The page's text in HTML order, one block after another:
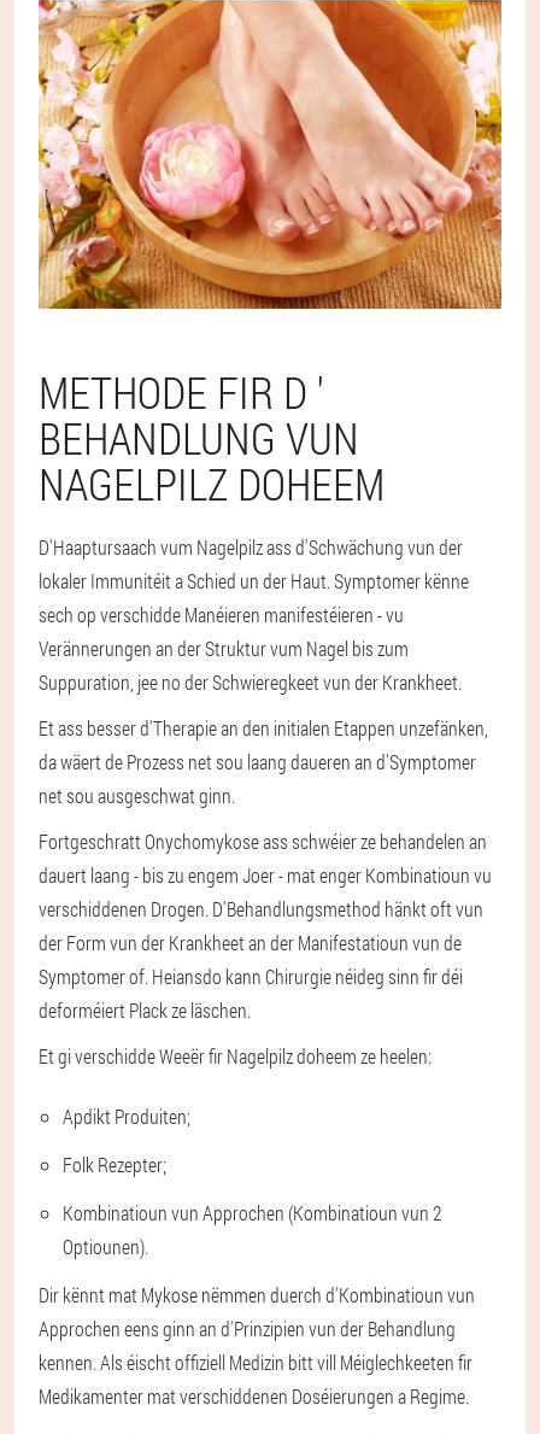
METHODE FIR D '
BEHANDLUNG VUN
NAGELPILZ DOHEEM
D'Haaptursaach vum Nagelpilz ass d'Schwächung vun der
lokaler Immunitéit a Schied un der Haut. Symptomer kënne
sech op verschidde Manéieren manifestéieren - vu
Verännerungen an der Struktur vum Nagel bis zum
Suppuration, jee no der Schwieregkeet vun der Krankheet.
Et ass besser d'Therapie an den initialen Etappen unzefänken,
da wäert de Prozess net sou laang daueren an d'Symptomer
net sou ausgeschwat ginn.
Fortgeschratt Onychomykose ass schwéier ze behandelen an
dauert laang - bis zu engem Joer - mat enger Kombinatioun vu
verschiddenen Drogen. D'Behandlungsmethod hänkt oft vun
der Form vun der Krankheet an der Manifestatioun vun de
Symptomer of. Heiansdo kann Chirurgie néideg sinn fir déi
deforméiert Plack ze läschen.
Et gi verschidde Weeër fir Nagelpilz doheem ze heelen:
Apdikt Produiten;
Folk Rezepter;
Kombinatioun vun Approchen (Kombinatioun vun 2
Optiounen).
Dir kënnt mat Mykose nëmmen duerch d'Kombinatioun vun
Approchen eens ginn an d'Prinzipien vun der Behandlung
kennen. Als éischt offiziell Medizin bitt vill Méiglechkeeten fir
Medikamenter mat verschiddenen Doséierungen a Regime.